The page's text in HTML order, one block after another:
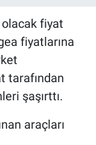
olacak fiyat
fiyatlarına
tarafından
şaşırttı.
araçları